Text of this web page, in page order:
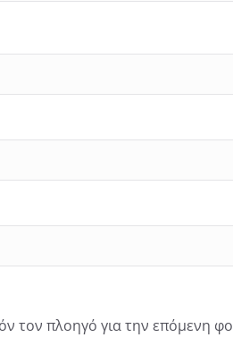
τον πλοηγό για την επόμενη